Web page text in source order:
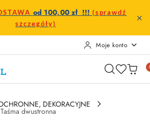
głównej
konto
głównegood 100,00 zł !!! (sprawdź
szczegóły)
Moje konto
DEKORACYJNE
Taśma dwustronna